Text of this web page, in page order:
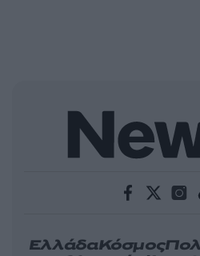
ΕλλάδαΚόσμος